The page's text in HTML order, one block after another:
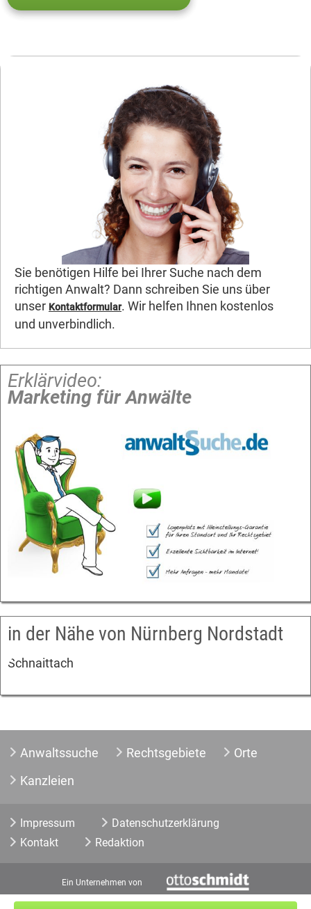
Sie benötigen Hilfe bei Ihrer Suche nach dem
richtigen Anwalt? Dann schreiben Sie uns über
unser Kontaktformular. Wir helfen Ihnen kostenlos
und unverbindlich.
Erklärvideo:
Marketing für Anwälte
in der Nähe von Nürnberg Nordstadt
Schnaittach
Anwaltssuche Rechtsgebiete
Orte
Kanzleien
Impressum
Datenschutzerklärung
Kontakt
Redaktion
Ein Unternehmen von